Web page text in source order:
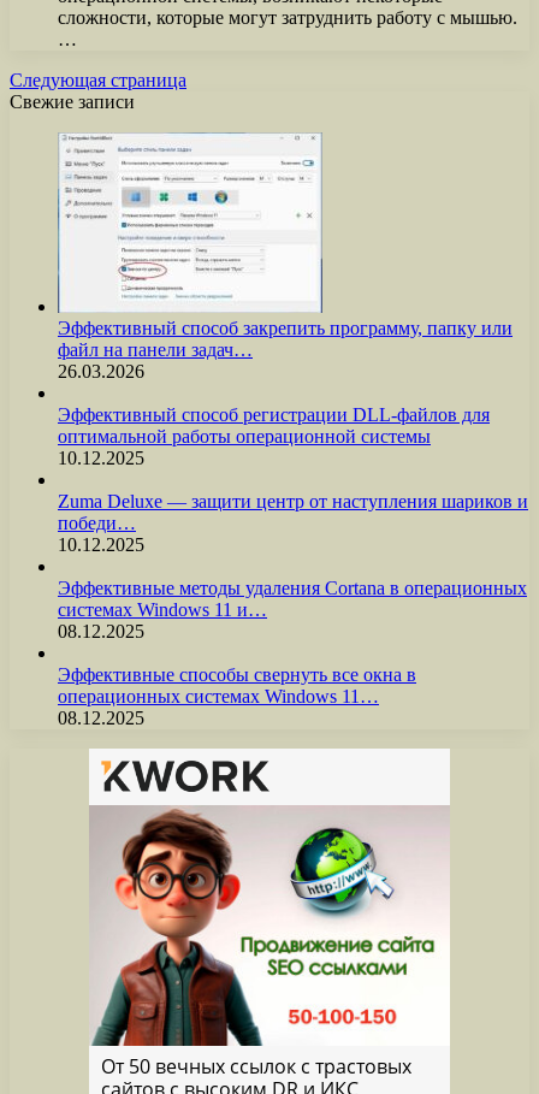
сложности, которые могут затруднить работу с мышью.
…
Следующая страница
Свежие записи
Эффективный способ закрепить программу, папку или
файл на панели задач…
26.03.2026
Эффективный способ регистрации DLL-файлов для
оптимальной работы операционной системы
10.12.2025
Zuma Deluxe — защити центр от наступления шариков и
победи…
10.12.2025
Эффективные методы удаления Cortana в операционных
системах Windows 11 и…
08.12.2025
Эффективные способы свернуть все окна в
операционных системах Windows 11…
08.12.2025